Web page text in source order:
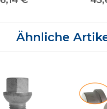
Ähnliche